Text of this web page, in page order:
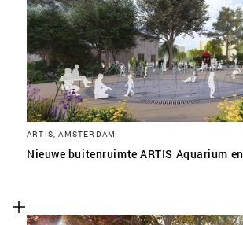
ARTIS, AMSTERDAM
Nieuwe buitenruimte ARTIS Aquarium